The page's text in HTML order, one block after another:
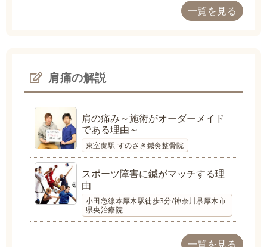
一覧を見る
肩痛の解説
肩の痛み～施術がオーダーメイド
である理由～
東室蘭駅 すのさき鍼灸整骨院
スポーツ障害に鍼がマッチする理
由
小田急線本厚木駅徒歩3分/神奈川県厚木市
県央治療院
一覧を見る